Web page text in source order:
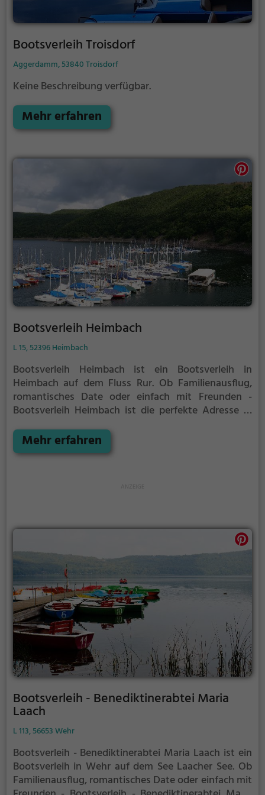
Bootsverleih Troisdorf
Aggerdamm, 53840 Troisdorf
Keine Beschreibung verfügbar.
Mehr erfahren
Bootsverleih Heimbach
L 15, 52396 Heimbach
Bootsverleih Heimbach ist ein Bootsverleih in
Heimbach auf dem Fluss Rur. Ob Familienausflug,
romantisches Date oder einfach mit Freunden -
Bootsverleih Heimbach ist die perfekte Adresse in
auch Sportbegeisterte und echte Wasserratten auf
ihre Kosten.
Mehr erfahren
Bootsverleih - Benediktinerabtei Maria
Laach
L 113, 56653 Wehr
Bootsverleih - Benediktinerabtei Maria Laach ist ein
Bootsverleih in Wehr auf dem See Laacher See. Ob
Familienausflug, romantisches Date oder einfach mit